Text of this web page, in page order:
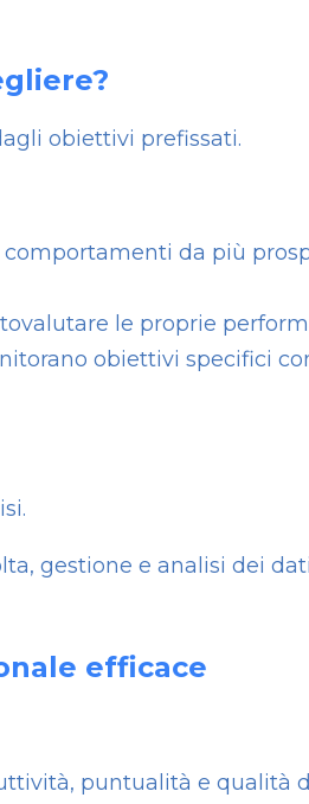
obiettivi prefissati.
da più
le proprie
obiettivi specifici
gestione e analisi dei
efficace
puntualità e qualità